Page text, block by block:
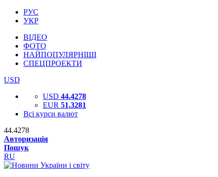
РУС
УКР
ВІДЕО
ФОТО
НАЙПОПУЛЯРНІШІ
СПЕЦПРОЕКТИ
USD
USD 44.4278
EUR 51.3281
Всі курси валют
44.4278
Авторизація
Пошук
RU